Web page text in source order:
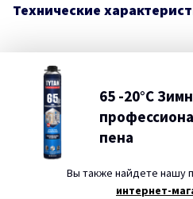
Технические
65 -20°C
пена
Вы также найдете нашу
интернет-